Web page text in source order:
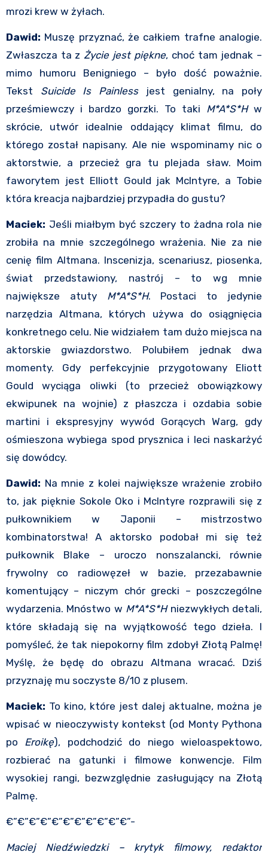
mrozi krew w żyłach.
Dawid: Muszę przyznać, że całkiem trafne analogie.
Zwłaszcza ta z Życie jest piękne, choć tam jednak –
mimo humoru Benigniego – było dość poważnie.
Tekst Suicide Is Painlessjest genialny, na poły
prześmiewczy i bardzo gorzki. To taki M*A*S*Hw
skrócie, utwór idealnie oddający klimat filmu, do
którego został napisany. Ale nie wspominamy nic o
aktorstwie, a przecież gra tu plejada sław. Moim
faworytem jest Elliott Gould jak McIntyre, a Tobie
która kreacja najbardziej przypadła do gustu?
Maciek: Jeśli miałbym być szczery to żadna rola nie
zrobiła na mnie szczególnego wrażenia. Nie za nie
cenię film Altmana. Inscenizja, scenariusz, piosenka,
świat przedstawiony, nastrój – to wg mnie
największe atuty M*A*S*H. Postaci to jedynie
narzędzia Altmana, których używa do osiągnięcia
konkretnego celu. Nie widziałem tam dużo miejsca na
aktorskie gwiazdorstwo. Polubiłem jednak dwa
momenty. Gdy perfekcyjnie przygotowany Eliott
Gould wyciąga oliwki (to przecież obowiązkowy
ekwipunek na wojnie) z płaszcza i ozdabia sobie
martini i ekspresyjny wywód Gorących Warg, gdy
ośmieszona wybiega spod prysznica i leci naskarżyć
się dowódcy.
Dawid: Na mnie z kolei największe wrażenie zrobiło
to, jak pięknie Sokole Oko i McIntyre rozprawili się z
pułkownikiem w Japonii – mistrzostwo
kombinatorstwa! A aktorsko podobał mi się też
pułkownik Blake – uroczo nonszalancki, równie
frywolny co radiowęzeł w bazie, przezabawnie
komentujący – niczym chór grecki – poszczególne
wydarzenia. Mnóstwo w M*A*S*Hniezwykłych detali,
które składają się na wyjątkowość tego dzieła. I
pomyśleć, że tak niepokorny film zdobył Złotą Palmę!
Myślę, że będę do obrazu Altmana wracać. Dziś
przyznaję mu soczyste 8/10 z plusem.
Maciek: To kino, które jest dalej aktualne, można je
wpisać w nieoczywisty kontekst (od Monty Pythona
po Eroikę), podchodzić do niego wieloaspektowo,
rozbierać na gatunki i filmowe konwencje. Film
wysokiej rangi, bezwzględnie zasługujący na Złotą
Palmę.
€”€”€”€”€”€”€”€”€”€”€”-
Maciej Niedźwiedzki – krytyk filmowy, redaktor